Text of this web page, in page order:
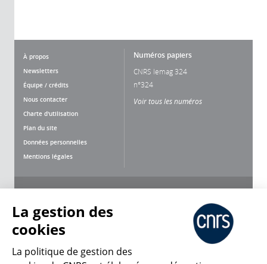
À propos
Newsletters
Équipe / crédits
Nous contacter
Charte d'utilisation
Plan du site
Données personnelles
Mentions légales
Numéros papiers
CNRS lemag 324
n°324
Voir tous les numéros
La gestion des
cookies
La politique de gestion des